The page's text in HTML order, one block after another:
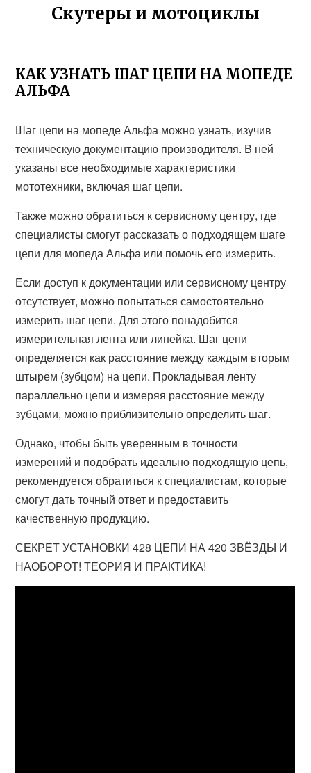
Скутеры и мотоциклы
КАК УЗНАТЬ ШАГ ЦЕПИ НА МОПЕДЕ
АЛЬФА
Шаг цепи на мопеде Альфа можно узнать, изучив
техническую документацию производителя. В ней
указаны все необходимые характеристики
мототехники, включая шаг цепи.
Также можно обратиться к сервисному центру, где
специалисты смогут рассказать о подходящем шаге
цепи для мопеда Альфа или помочь его измерить.
Если доступ к документации или сервисному центру
отсутствует, можно попытаться самостоятельно
измерить шаг цепи. Для этого понадобится
измерительная лента или линейка. Шаг цепи
определяется как расстояние между каждым вторым
штырем (зубцом) на цепи. Прокладывая ленту
параллельно цепи и измеряя расстояние между
зубцами, можно приблизительно определить шаг.
Однако, чтобы быть уверенным в точности
измерений и подобрать идеально подходящую цепь,
рекомендуется обратиться к специалистам, которые
смогут дать точный ответ и предоставить
качественную продукцию.
СЕКРЕТ УСТАНОВКИ 428 ЦЕПИ НА 420 ЗВЁЗДЫ И
НАОБОРОТ! ТЕОРИЯ И ПРАКТИКА!